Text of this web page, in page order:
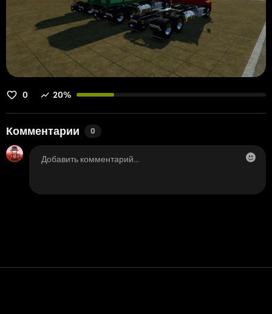
0 20%
Комментарии 0